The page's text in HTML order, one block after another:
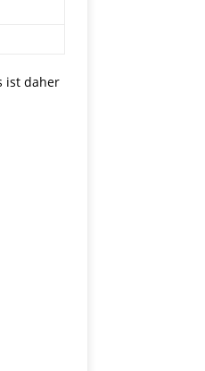
ist daher